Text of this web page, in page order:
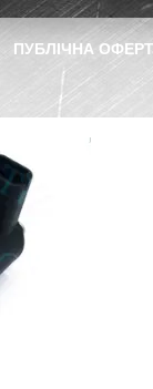
ПУБЛІЧНА